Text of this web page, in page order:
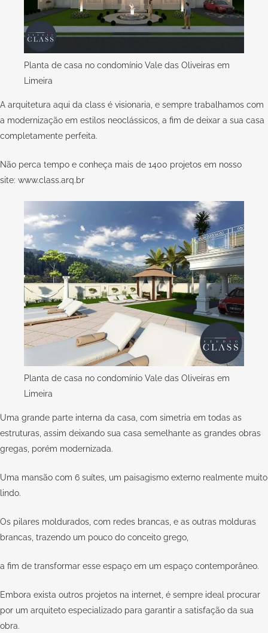
Planta de casa no condomínio Vale das Oliveiras em
Limeira
A arquitetura aqui da class é visionaria, e sempre trabalhamos com
a modernização em estilos neoclássicos, a fim de deixar a sua casa
completamente perfeita.
Não perca tempo e conheça mais de 1400 projetos em nosso
site: www.class.arq.br
Planta de casa no condomínio Vale das Oliveiras em
Limeira
Uma grande parte interna da casa, com simetria em todas as
estruturas, assim deixando sua casa semelhante as grandes obras
gregas, porém modernizada.
Uma mansão com 6 suítes, um paisagismo externo realmente muito
lindo.
Os pilares moldurados, com redes brancas, e as outras molduras
brancas, trazendo um pouco do conceito grego,
a fim de transformar esse espaço em um espaço contemporâneo.
Embora exista outros projetos na internet, é sempre ideal procurar
por um arquiteto especializado para garantir a satisfação da sua
obra.